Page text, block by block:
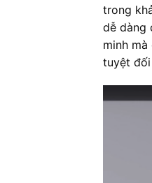
trong
dễ dàng
minh
tuyệt